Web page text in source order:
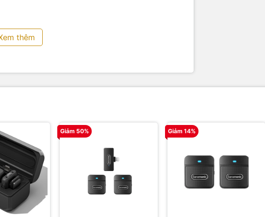
bản, bao gồm cả dòng tiêu chuẩn và bản Mini gọn
ngay hôm nay để nhận nhiều ưu đãi
, liên hệ hotline 0983555336
máy quay phim, các loại đèn phục vụ quay phim,
kiện công nghệ hàng chính hãng. Thiết bị hình ảnh Yến
vấn và chuyển giao các công nghệ trường quay ảo đến
thêm
Giảm 50% Giảm 14%